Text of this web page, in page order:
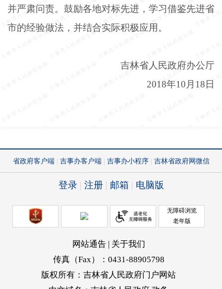
并严肃问责。鼓励各地对标先进，学习借鉴先进省
市的经验做法，并结合实际积极应用。
吉林省人民政府办公厅
2018年10月18日